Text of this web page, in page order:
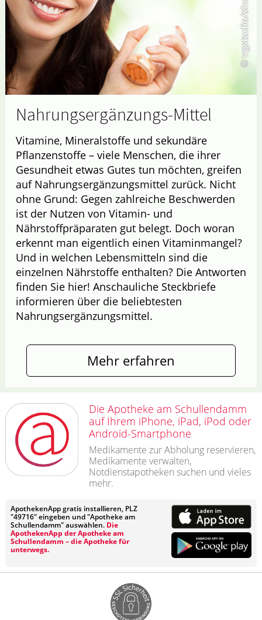
Nahrungsergänzungs-Mittel
Vitamine, Mineralstoffe und sekundäre
Pflanzenstoffe – viele Menschen, die ihrer
Gesundheit etwas Gutes tun möchten, greifen
auf Nahrungsergänzungsmittel zurück. Nicht
ohne Grund: Gegen zahlreiche Beschwerden
ist der Nutzen von Vitamin- und
Nährstoffpräparaten gut belegt. Doch woran
erkennt man eigentlich einen Vitaminmangel?
Und in welchen Lebensmitteln sind die
einzelnen Nährstoffe enthalten? Die Antworten
finden Sie hier! Anschauliche Steckbriefe
informieren über die beliebtesten
Nahrungsergänzungsmittel.
Mehr erfahren
Die Apotheke am Schullendamm
auf Ihrem iPhone, iPad, iPod oder
Android-Smartphone
Medikamente zur Abholung reservieren,
Medikamente verwalten,
Notdienstapotheken suchen und vieles
mehr.
ApothekenApp gratis installieren, PLZ
"49716" eingeben und "Apotheke am
Schullendamm" auswählen. Die
ApothekenApp der Apotheke am
Schullendamm – die Apotheke für
unterwegs.